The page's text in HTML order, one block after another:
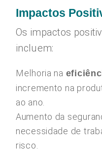
Impactos
Os impactos
incluem:
Melhoria na
incremento na
ao ano.
Aumento da
necessidade de
risco.